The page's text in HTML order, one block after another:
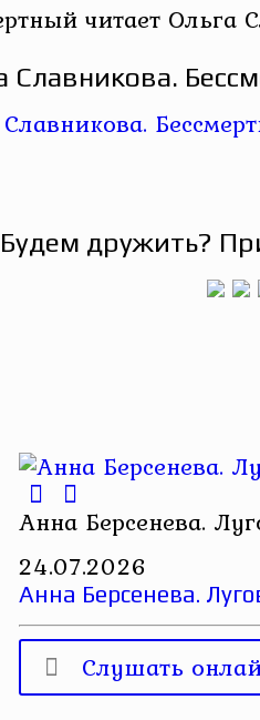
читает Ольга
Славникова.
Будем дружить?
Анна Берсенева.
24.07.2026
Анна Берсенева.
Слушать